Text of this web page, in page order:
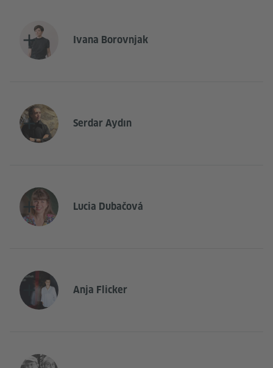
Ivana Borovnjak
Serdar Aydın
Lucia Dubačová
Anja Flicker